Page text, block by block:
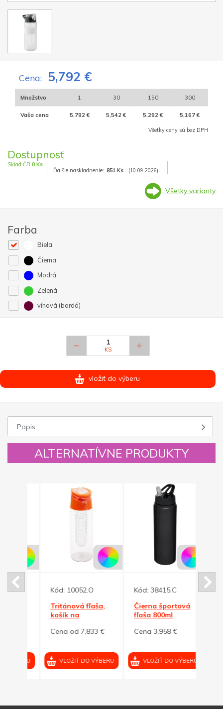
Cena: 5,792 €
Množstvo 1 30 150 300
Vaša cena 5,792 € 5,542 € 5,292 € 5,167 €
Všetky ceny sú bez DPH
Dostupnosť
Sklad ČR 0 Ks
Ďalšie naskladnenie: 851 Ks (10.09.2026)
Všetky varianty
Farba
Biela
Čierna
Modrá
Zelená
vínová (bordó)
KS
vložiť do výberu
Popis
ALTERNATÍVNE PRODUKTY
Kód:10052.O
Tritánová fľaša,
košík na
viečko
Cena od 7,833 €
VLOŽIŤ DO VÝBERU
Kód:38415.C
Čierna športová
fľaša 800ml
Cena 3,958 €
VLOŽIŤ DO VÝBERU
Kód: